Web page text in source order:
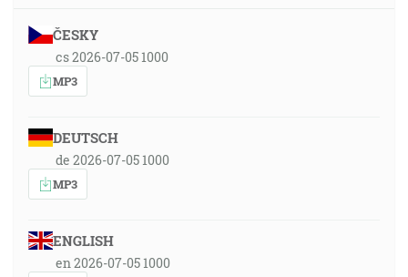
ČESKY
cs 2026-07-05 1000
MP3
DEUTSCH
de 2026-07-05 1000
MP3
ENGLISH
en 2026-07-05 1000